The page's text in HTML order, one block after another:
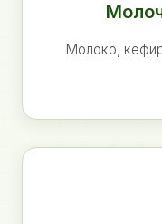
Молоко,